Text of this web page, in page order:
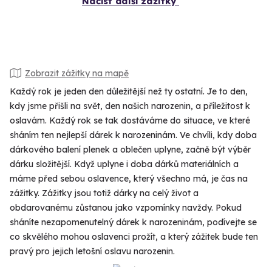
Zobrazit zážitky na mapě
Každý rok je jeden den důležitější než ty ostatní. Je to den,
kdy jsme přišli na svět, den našich narozenin, a příležitost k
oslavám. Každý rok se tak dostáváme do situace, ve které
sháním ten nejlepší dárek k narozeninám. Ve chvíli, kdy doba
dárkového balení plenek a oblečen uplyne, začně být výběr
dárku složitější. Když uplyne i doba dárků materiálních a
máme před sebou oslavence, který všechno má, je čas na
zážitky. Zážitky jsou totiž dárky na celý život a
obdarovanému zůstanou jako vzpomínky navždy. Pokud
sháníte nezapomenutelný dárek k narozeninám, podívejte se
co skvělého mohou oslavenci prožít, a který zážitek bude ten
pravý pro jejich letošní oslavu narozenin.